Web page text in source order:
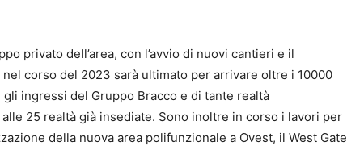
privato dell’area, con l’avvio di nuovi cantieri e il
corso del 2023 sarà ultimato per arrivare oltre i 10000
ingressi del Gruppo Bracco e di tante realtà
25 realtà già insediate. Sono inoltre in corso i lavori per
della nuova area polifunzionale a Ovest, il West Gate